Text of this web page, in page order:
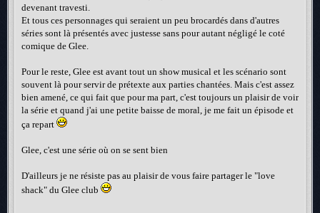
devenant travesti.
Et tous ces personnages qui seraient un peu brocardés dans d'autres
séries sont là présentés avec justesse sans pour autant négligé le coté
comique de Glee.
Pour le reste, Glee est avant tout un show musical et les scénario sont
souvent là pour servir de prétexte aux parties chantées. Mais c'est assez
bien amené, ce qui fait que pour ma part, c'est toujours un plaisir de voir
la série et quand j'ai une petite baisse de moral, je me fait un épisode et
ça repart
Glee, c'est une série où on se sent bien
D'ailleurs je ne résiste pas au plaisir de vous faire partager le "love
shack" du Glee club